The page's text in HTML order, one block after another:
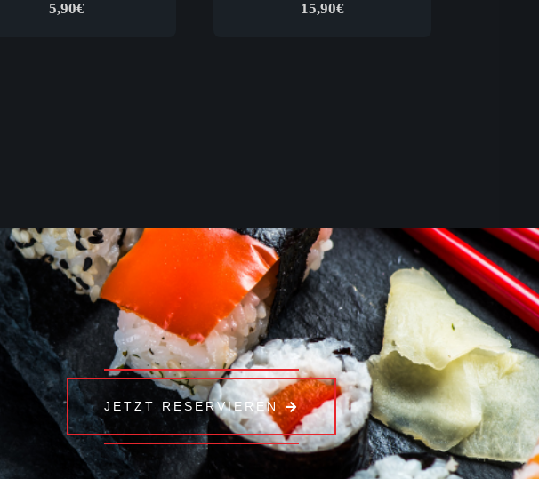
5,90€ 15,90€
JETZT RESERVIEREN